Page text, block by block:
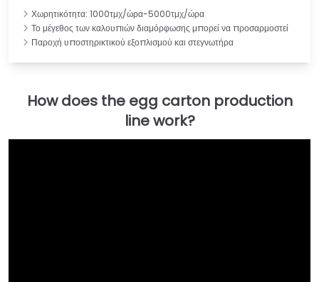
Χωρητικότητα: 1000τμχ/ώρα-5000τμχ/ώρα
Το μέγεθος των καλουπιών διαμόρφωσης μπορεί να προσαρμοστεί
Παροχή υποστηρικτικού εξοπλισμού και στεγνωτήρα